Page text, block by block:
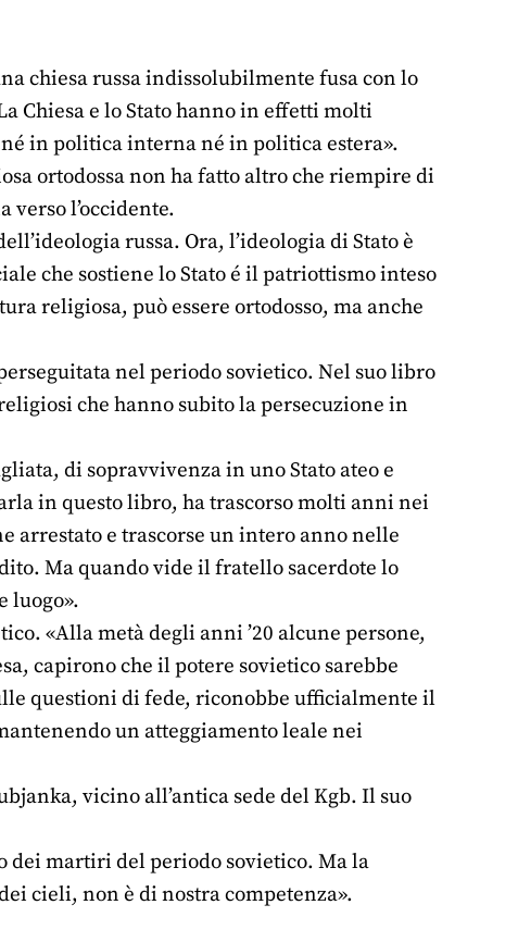
chiesa russa indissolubilmente fusa con lo
Chiesa e lo Stato hanno in effetti molti
in politica interna né in politica estera».
ortodossa non ha fatto altro che riempire di
l’occidente.
russa. Ora, l’ideologia di Stato è
che sostiene lo Stato é il patriottismo inteso
religiosa, può essere ortodosso, ma anche
nel periodo sovietico. Nel suo libro
che hanno subito la persecuzione in
di sopravvivenza in uno Stato ateo e
in questo libro, ha trascorso molti anni nei
arrestato e trascorse un intero anno nelle
Ma quando vide il fratello sacerdote lo
luogo».
«Alla metà degli anni ’20 alcune persone,
capirono che il potere sovietico sarebbe
questioni di fede, riconobbe ufficialmente il
un atteggiamento leale nei
vicino all’antica sede del Kgb. Il suo
dei martiri del periodo sovietico. Ma la
cieli, non è di nostra competenza».